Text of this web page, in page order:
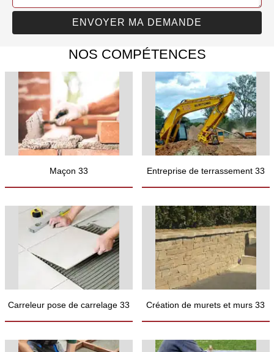
NOS COMPÉTENCES
Maçon 33 Entreprise de terrassement 33
Carreleur pose de carrelage 33 Création de murets et murs 33